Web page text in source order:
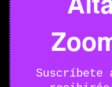
Suscríbete